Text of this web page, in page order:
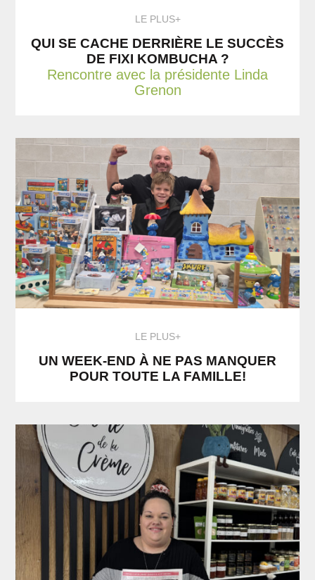
LE PLUS+
QUI SE CACHE DERRIÈRE LE SUCCÈS
DE FIXI KOMBUCHA ?
Rencontre avec la présidente Linda
Grenon
LE PLUS+
UN WEEK-END À NE PAS MANQUER
POUR TOUTE LA FAMILLE!